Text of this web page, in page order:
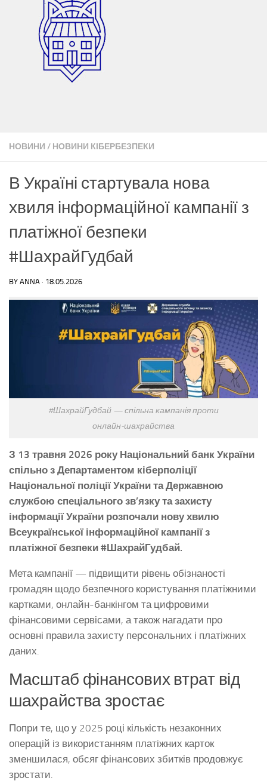
НОВИНИ / НОВИНИ КІБЕРБЕЗПЕКИ
В Україні стартувала нова
хвиля інформаційної кампанії з
платіжної безпеки
#ШахрайГудбай
BY ANNA · 18.05.2026
#ШахрайГудбай — спільна кампанія проти
онлайн‑шахрайства
З 13 травня 2026 року Національний банк України
спільно з Департаментом кіберполіції
Національної поліції України та Державною
службою спеціального зв’язку та захисту
інформації України розпочали нову хвилю
Всеукраїнської інформаційної кампанії з
платіжної безпеки #ШахрайГудбай.
Мета кампанії — підвищити рівень обізнаності
громадян щодо безпечного користування платіжними
картками, онлайн-банкінгом та цифровими
фінансовими сервісами, а також нагадати про
основні правила захисту персональних і платіжних
даних.
Масштаб фінансових втрат від
шахрайства зростає
Попри те, що у 2025 році кількість незаконних
операцій із використанням платіжних карток
зменшилася, обсяг фінансових збитків продовжує
зростати.